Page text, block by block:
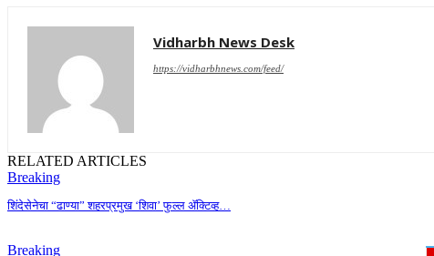
Vidharbh News Desk
https://vidharbhnews.com/feed/
RELATED ARTICLES
Breaking
शिंदेसेनेचा “ढाण्या” शहरप्रमुख ‘शिवा’ फुल्ल ॲक्टिव्ह…
Breaking